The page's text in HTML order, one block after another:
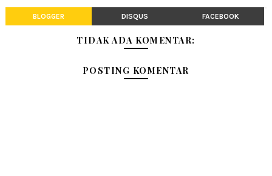
BLOGGER DISQUS FACEBOOK
TIDAK ADA KOMENTAR:
POSTING KOMENTAR